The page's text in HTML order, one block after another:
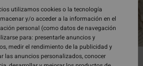
utilizamos cookies o la tecnología
y/o acceder a la información en el
personal (como datos de navegación
para: presentarle anuncios y
medir el rendimiento de la publicidad y
las anuncios personalizados, conocer